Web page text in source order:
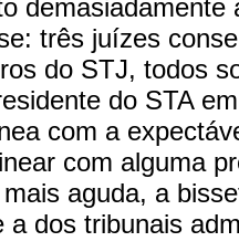
três juízes
do STJ, todos
do STA
com a
com alguma
aguda, a
a dos tribunais